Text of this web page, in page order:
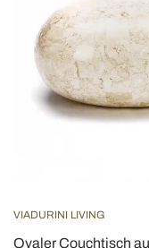
VIADURINI LIVING
Ovaler Couchtisch